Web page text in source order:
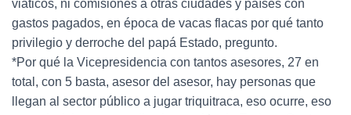
viáticos, ni comisiones a otras ciudades y países con
gastos pagados, en época de vacas flacas por qué tanto
privilegio y derroche del papá Estado, pregunto.
*Por qué la Vicepresidencia con tantos asesores, 27 en
total, con 5 basta, asesor del asesor, hay personas que
llegan al sector público a jugar triquitraca, eso ocurre, eso